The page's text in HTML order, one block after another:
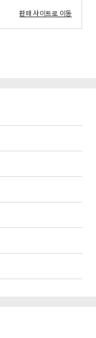
판매 사이트로 이동